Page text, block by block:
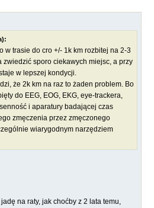
w trasie do cro +/- 1k km rozbitej na 2-3
zwiedzić sporo ciekawych miejsc, a przy
w lepszej kondycji.
że 2k km na raz to żaden problem. Bo
do EEG, EOG, EKG, eye-trackera,
i aparatury badającej czas
zmęczenia przez zmęczonego
wiarygodnym narzędziem
na raty, jak choćby z 2 lata temu,